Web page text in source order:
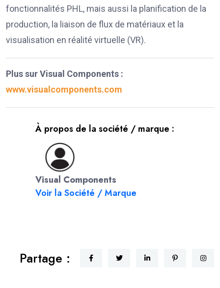
fonctionnalités PHL, mais aussi la planification de la
production, la liaison de flux de matériaux et la
visualisation en réalité virtuelle (VR).
Plus sur Visual Components :
www.visualcomponents.com
À propos de la société / marque :
Visual Components
Voir la Société / Marque
Partage :